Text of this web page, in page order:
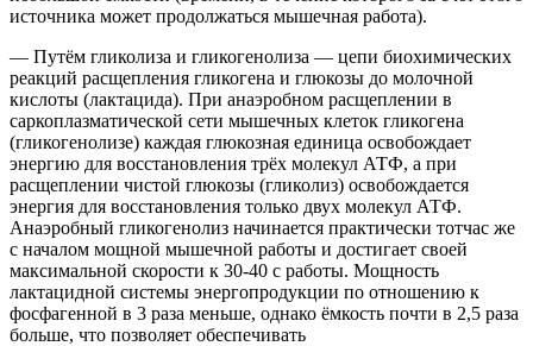
источника может продолжаться мышечная работа).
— Путём гликолиза и гликогенолиза — цепи биохимических
реакций расщепления гликогена и глюкозы до молочной
кислоты (лактацида). При анаэробном расщеплении в
саркоплазматической сети мышечных клеток гликогена
(гликогенолизе) каждая глюкозная единица освобождает
энергию для восстановления трёх молекул АТФ, а при
расщеплении чистой глюкозы (гликолиз) освобождается
энергия для восстановления только двух молекул АТФ.
Анаэробный гликогенолиз начинается практически тотчас же
с началом мощной мышечной работы и достигает своей
максимальной скорости к 30-40 с работы. Мощность
лактацидной системы энергопродукции по отношению к
фосфагенной в 3 раза меньше, однако ёмкость почти в 2,5 раза
больше, что позволяет обеспечивать